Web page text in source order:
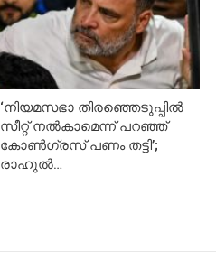
‘നിയമസഭാ തിരഞ്ഞെടുപ്പിൽ
സീറ്റ് നൽകാമെന്ന് പറഞ്ഞ്
കോൺഗ്രസ് പണം തട്ടി’;
രാഹുൽ…